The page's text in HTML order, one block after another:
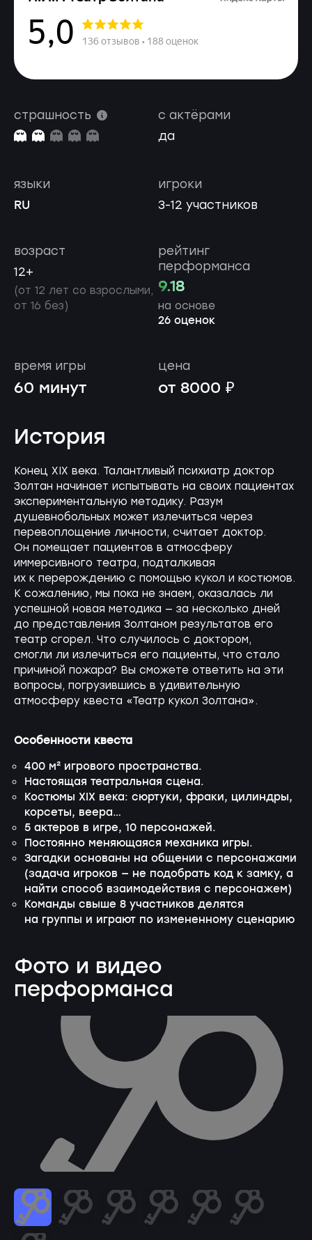
страшность
с актёрами
да
игроки
3-12 участников
языки
RU
возраст
12+
(от 12 лет со взрослыми,
от 16 без)
рейтинг
перформанса
9.18
на основе
26 оценок
время игры
60 минут
цена
от 8000 ₽
История
Конец XIX века. Талантливый психиатр доктор
Золтан начинает испытывать на своих пациентах
экспериментальную методику. Разум
душевнобольных может излечиться через
перевоплощение личности, считает доктор.
Он помещает пациентов в атмосферу
иммерсивного театра, подталкивая
их к перерождению с помощью кукол и костюмов.
К сожалению, мы пока не знаем, оказалась ли
успешной новая методика — за несколько дней
до представления Золтаном результатов его
театр сгорел. Что случилось с доктором,
смогли ли излечиться его пациенты, что стало
причиной пожара? Вы сможете ответить на эти
вопросы, погрузившись в удивительную
атмосферу квеста «Театр кукол Золтана».
Особенности квеста
400 м² игрового пространства.
Настоящая театральная сцена.
Костюмы XIX века: сюртуки, фраки, цилиндры,
корсеты, веера…
5 актеров в игре, 10 персонажей.
Постоянно меняющаяся механика игры.
Загадки основаны на общении с персонажами
(задача игроков — не подобрать код к замку, а
найти способ взаимодействия с персонажем)
Команды свыше 8 участников делятся
на группы и играют по измененному сценарию
Фото и видео
перформанса